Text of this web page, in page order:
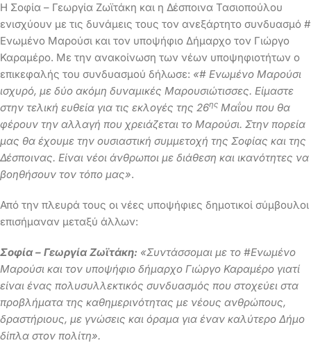
Η Σοφία – Γεωργία Ζωϊτάκη και η Δέσποινα Τασιοπούλου
ενισχύουν με τις δυνάμεις τους τον ανεξάρτητο συνδυασμό #
Ενωμένο Μαρούσι και τον υποψήφιο Δήμαρχο τον Γιώργο
Καραμέρο. Με την ανακοίνωση των νέων υποψηφιοτήτων ο
επικεφαλής του συνδυασμού δήλωσε: «# Ενωμένο Μαρούσι
ισχυρό, με δύο ακόμη δυναμικές Μαρουσιώτισσες. Είμαστε
στην τελική ευθεία για τις εκλογές της 26ης Μαΐου που θα
φέρουν την αλλαγή που χρειάζεται το Μαρούσι. Στην πορεία
μας θα έχουμε την ουσιαστική συμμετοχή της Σοφίας και της
Δέσποινας. Είναι νέοι άνθρωποι με διάθεση και ικανότητες να
βοηθήσουν τον τόπο μας».
Από την πλευρά τους οι νέες υποψήφιες δημοτικοί σύμβουλοι
επισήμαναν μεταξύ άλλων:
Σοφία – Γεωργία Ζωϊτάκη: «Συντάσσομαι με το #Ενωμένο
Μαρούσι και τον υποψήφιο δήμαρχο Γιώργο Καραμέρο γιατί
είναι ένας πολυσυλλεκτικός συνδυασμός που στοχεύει στα
προβλήματα της καθημερινότητας με νέους ανθρώπους,
δραστήριους, με γνώσεις και όραμα για έναν καλύτερο Δήμο
δίπλα στον πολίτη».